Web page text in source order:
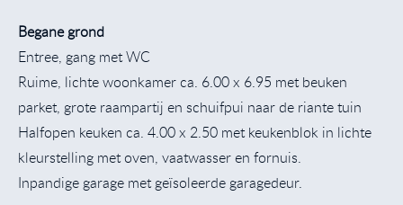
Begane grond
Entree, gang met WC
Ruime, lichte woonkamer ca. 6.00 x 6.95 met beuken
parket, grote raampartij en schuifpui naar de riante tuin
Halfopen keuken ca. 4.00 x 2.50 met keukenblok in lichte
kleurstelling met oven, vaatwasser en fornuis.
Inpandige garage met geïsoleerde garagedeur.